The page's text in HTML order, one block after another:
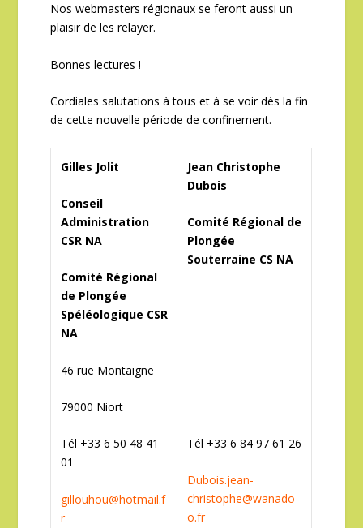
Nos webmasters régionaux se feront aussi un
plaisir de les relayer.
Bonnes lectures !
Cordiales salutations à tous et à se voir dès la fin
de cette nouvelle période de confinement.
Gilles Jolit
Conseil
Administration
CSR NA
Comité Régional
de Plongée
Spéléologique CSR
NA
46 rue Montaigne
79000 Niort
Tél +33 6 50 48 41
01
gillouhou@hotmail.f
r
Jean Christophe
Dubois
Comité Régional de
Plongée
Souterraine CS NA
Tél +33 6 84 97 61 26
Dubois.jean-
christophe@wanado
o.fr